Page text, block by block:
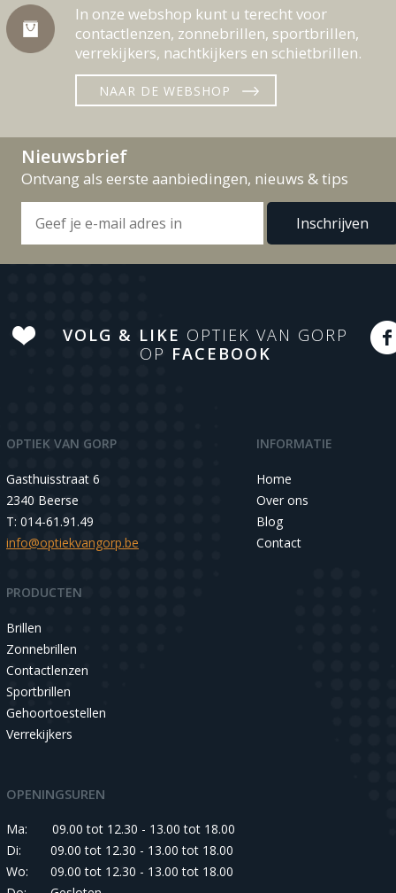
In onze webshop kunt u terecht voor
contactlenzen, zonnebrillen, sportbrillen,
verrekijkers, nachtkijkers en schietbrillen.
NAAR DE WEBSHOP
Nieuwsbrief
Ontvang als eerste aanbiedingen, nieuws & tips
VOLG & LIKE OPTIEK VAN GORP
OP FACEBOOK
OPTIEK VAN GORP
Gasthuisstraat 6
2340 Beerse
T: 014-61.91.49
info@optiekvangorp.be
INFORMATIE
Home
Over ons
Blog
Contact
PRODUCTEN
Brillen
Zonnebrillen
Contactlenzen
Sportbrillen
Gehoortoestellen
Verrekijkers
OPENINGSUREN
Ma:
09.00 tot 12.30 - 13.00 tot 18.00
Di:
09.00 tot 12.30 - 13.00 tot 18.00
Wo:
09.00 tot 12.30 - 13.00 tot 18.00